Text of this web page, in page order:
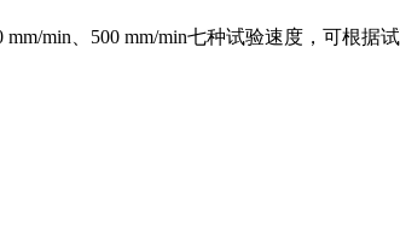
min、500 mm/min七种试验速度，可根据